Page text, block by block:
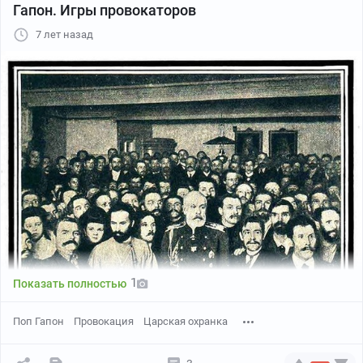
перед нами тяжелые двери каземата...
В центральных районах наши товарищи
освобождались 27–28 февраля (по ст. стилю)
[1917 года], а мы были освобождены только 4-го
марта [1917 года]. Ведь мы находились в 300
верстах от маленькой станции Борзи и в 10 000
верстах от центра! Кроме того, наши
тюремщики, не доверяя телеграммам из центра,
не хотели нас освободить. А мы то ничего и не
подозревали! Наконец, из Читы прибыли
прокурор и другие представители власти.
4-го марта [1917 года], в 8 часов утра они нас
стали подготавливать к безумно-радостной
вести. Подготовка продолжалась до 12 часов
дня. Намеками и полунамеками нам давали
постепенно стали прислушиваться с
Заведывающий особым отделом Департамента
полиции.
12 июля 1913 года
№ 2898 Совершенно секретно
Лично
Начальнику Енисейского охранного отделения
А.Ф.Железнякову. (Штамп: «Енисейское охранное
отделение».)
(Входящий штамп Енисейского охранного отделения):
Вх. № 152
23 июля 1913 года
Милостивый государь
Алексей Федорович!
Административно-высланный в Туруханский край
арестован в 1906 г., дал начальнику Тифлисского
Гапон. Игры провокаторов
7 лет назад
Показать полностью 1
Поп Гапон Провокация Царская охранка